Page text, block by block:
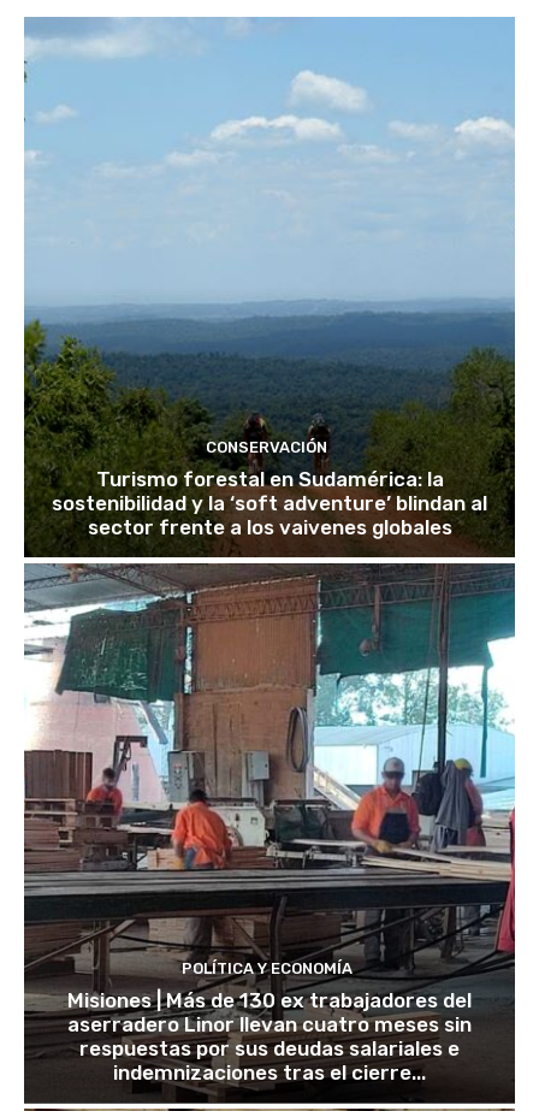
CONSERVACIÓN
Turismo forestal en Sudamérica: la
sostenibilidad y la ‘soft adventure’ blindan al
sector frente a los vaivenes globales
POLÍTICA Y ECONOMÍA
Misiones | Más de 130 ex trabajadores del
aserradero Linor llevan cuatro meses sin
respuestas por sus deudas salariales e
indemnizaciones tras el cierre...